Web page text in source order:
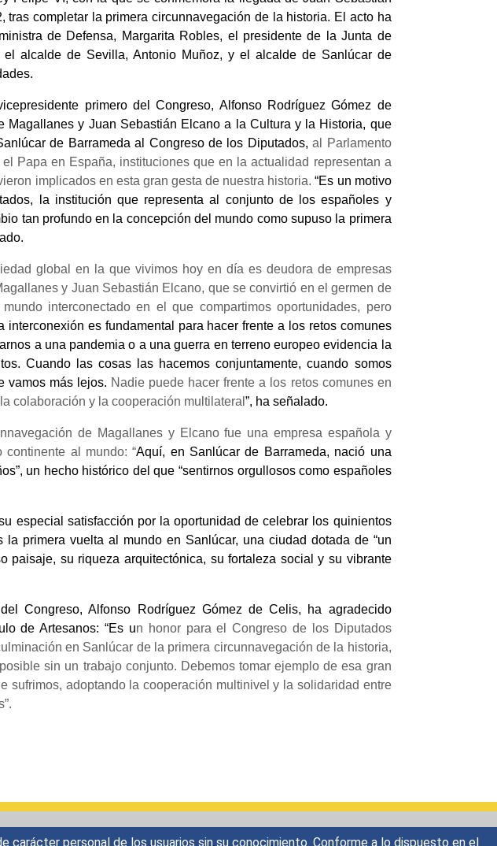
personal de los usuarios sin su conocimiento. Conforme a lo dispuesto en el
tras completar la primera circunnavegación de la historia. El acto ha
de Defensa, Margarita Robles, el presidente de la Junta de
alcalde de Sevilla, Antonio Muñoz, y el alcalde de Sanlúcar de
primero del Congreso, Alfonso Rodríguez Gómez de
Magallanes y Juan Sebastián Elcano a la Cultura y la Historia, que
de Barrameda al Congreso de los Diputados,al Parlamento
Papa en España, instituciones que en la actualidad representan a
implicados en esta gran gesta de nuestra historia.“Es un motivo
la institución que representa al conjunto de los españoles y
tan profundo en la concepción del mundo como supuso la primera
global en la que vivimos hoy en día es deudora de empresas
y Juan Sebastián Elcano, que se convirtió en el germen de
interconectado en el que compartimos oportunidades, pero
interconexión es fundamental para hacer frente a los retos comunes
a una pandemia o a una guerra en terreno europeo evidencia la
Cuando las cosas las hacemos conjuntamente, cuando somos
vamos más lejos. Nadie puede hacer frente a los retos comunes en
colaboración y la cooperación multilateral ”, ha señalado.
de Magallanes y Elcano fue una empresa española y
al mundo: “Aquí, en Sanlúcar de Barrameda, nació una
un hecho histórico del que “sentirnos orgullosos como españoles
especial satisfacción por la oportunidad de celebrar los quinientos
primera vuelta al mundo en Sanlúcar, una ciudad dotada de “un
paisaje, su riqueza arquitectónica, su fortaleza social y su vibrante
Congreso, Alfonso Rodríguez Gómez de Celis, ha agradecido
de Artesanos: “Es un honor para el Congreso de los Diputados
en Sanlúcar de la primera circunnavegación de la historia,
sin un trabajo conjunto. Debemos tomar ejemplo de esa gran
sufrimos, adoptando la cooperación multinivel y la solidaridad entre